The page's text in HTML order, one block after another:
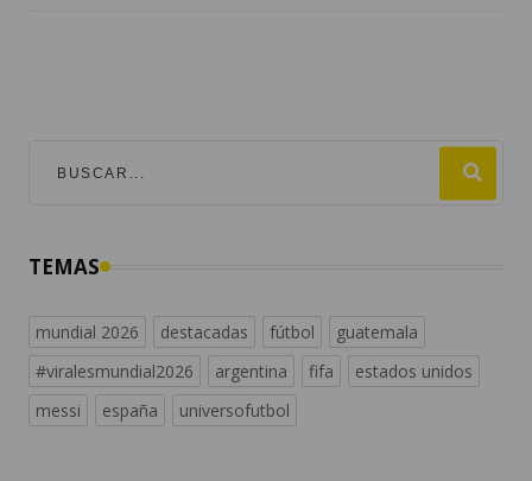
TEMAS
mundial 2026 destacadas fútbol
guatemala
#viralesmundial2026
argentina fifa
estados unidos
messi
españa universofutbol